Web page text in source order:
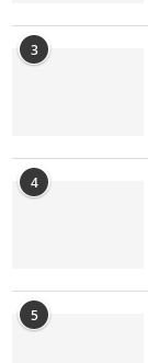
3
4
5